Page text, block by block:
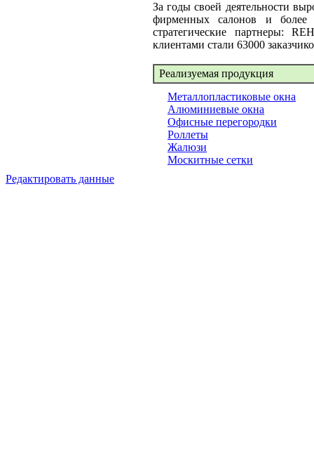
За годы своей деятельности
фирменных салонов и более
стратегические партнеры:
клиентами стали 63000
Реализуемая продукция
Металлопластиковые окна
Алюминиевые окна
Офисные перегородки
Роллеты
Жалюзи
Москитные сетки
Редактировать данные